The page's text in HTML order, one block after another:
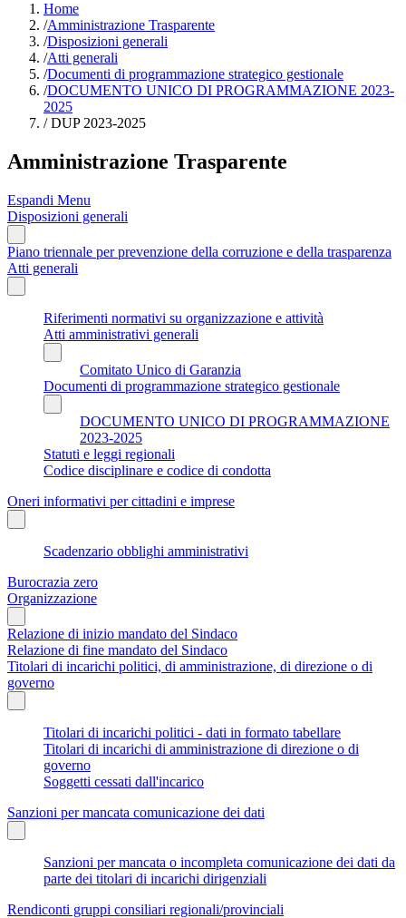
Home
/Amministrazione Trasparente
/Disposizioni generali
/Atti generali
/Documenti di programmazione strategico gestionale
/DOCUMENTO UNICO DI PROGRAMMAZIONE 2023-
2025
/DUP 2023-2025
Amministrazione Trasparente
Espandi Menu
Disposizioni generali
Piano triennale per prevenzione della corruzione e della trasparenza
Atti generali
Riferimenti normativi su organizzazione e attività
Atti amministrativi generali
Comitato Unico di Garanzia
Documenti di programmazione strategico gestionale
DOCUMENTO UNICO DI PROGRAMMAZIONE
2023-2025
Statuti e leggi regionali
Codice disciplinare e codice di condotta
Oneri informativi per cittadini e imprese
Scadenzario obblighi amministrativi
Burocrazia zero
Organizzazione
Relazione di inizio mandato del Sindaco
Relazione di fine mandato del Sindaco
Titolari di incarichi politici, di amministrazione, di direzione o di
governo
Titolari di incarichi politici - dati in formato tabellare
Titolari di incarichi di amministrazione di direzione o di
governo
Soggetti cessati dall'incarico
Sanzioni per mancata comunicazione dei dati
Sanzioni per mancata o incompleta comunicazione dei dati da
parte dei titolari di incarichi dirigenziali
Rendiconti gruppi consiliari regionali/provinciali